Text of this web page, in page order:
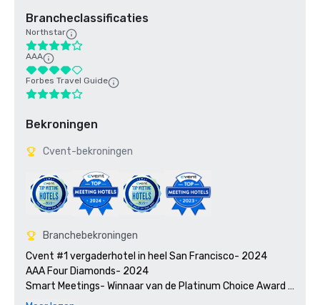
Brancheclassificaties
Northstar
AAA
Forbes Travel Guide
Bekroningen
Cvent-bekroningen
Branchebekroningen
Cvent #1 vergaderhotel in heel San Francisco- 2024
AAA Four Diamonds- 2024
Smart Meetings- Winnaar van de Platinum Choice Award
2024